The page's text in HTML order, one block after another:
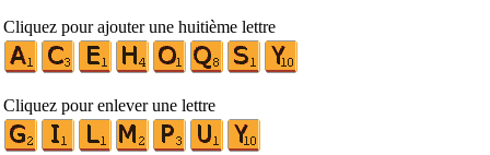
Cliquez pour ajouter une huitième lettre
Cliquez pour enlever une lettre